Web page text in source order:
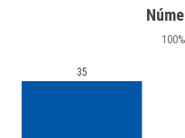
100%
35